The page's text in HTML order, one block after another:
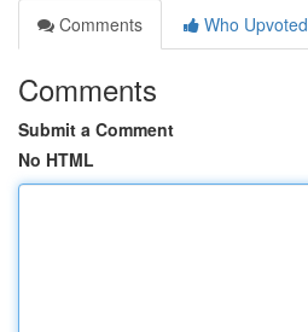
Comments
Who Upvoted
Comments
Submit a Comment
No HTML